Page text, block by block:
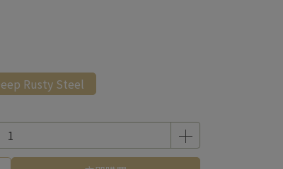
Rusty Steel